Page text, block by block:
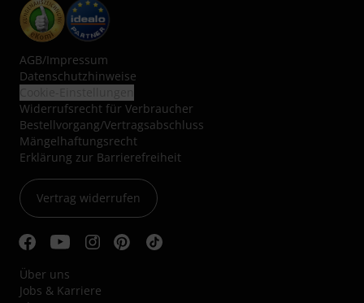
AGB/Impressum
Datenschutzhinweise
Widerrufsrecht für Verbraucher
Bestellvorgang/Vertragsabschluss
Mängelhaftungsrecht
Erklärung zur Barrierefreiheit
Vertrag widerrufen
Über uns
Jobs & Karriere